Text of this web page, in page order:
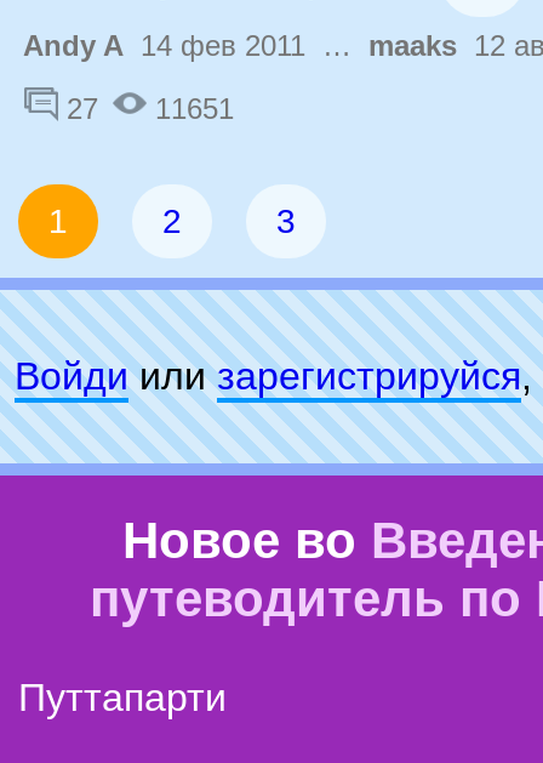
Andy A 14 фев 2011 … maaks 12
27
11651
1 2 3
Войдиилизарeгиcтpируйся,
Новое во
путеводитель
Путтапарти